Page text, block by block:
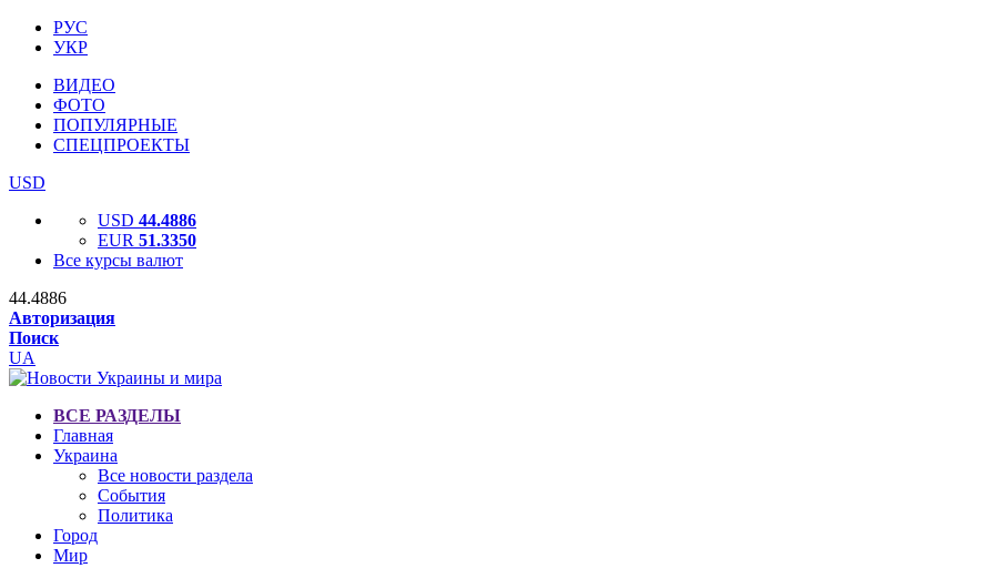
РУС
УКР
ВИДЕО
ФОТО
ПОПУЛЯРНЫЕ
СПЕЦПРОЕКТЫ
USD
USD 44.4886
EUR 51.3350
Все курсы валют
44.4886
Авторизация
Поиск
UA
ВСЕ РАЗДЕЛЫ
Главная
Украина
Все новости раздела
События
Политика
Город
Мир